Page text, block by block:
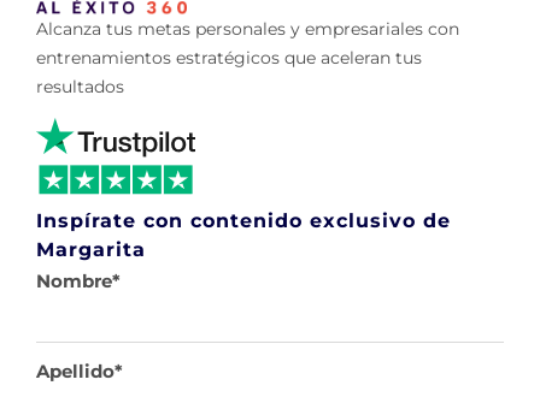
Alcanza tus metas personales y empresariales con
entrenamientos estratégicos que aceleran tus
resultados
Inspírate con contenido exclusivo de
Margarita
Nombre*
Apellido*